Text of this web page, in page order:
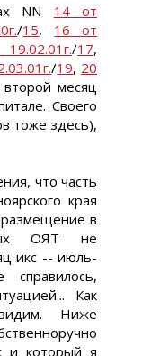
NN 14 от
/15, 16 от
/17,
/19, 20
месяц
Своего
тоже здесь),
что часть
края
в
ОЯТ не
икс -- июль-
Как
Ниже
и который я